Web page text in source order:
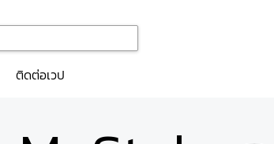
ติดต่อเวป